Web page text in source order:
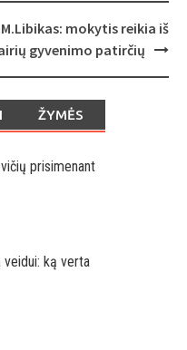
M.Libikas: mokytis reikia iš
gyvenimo patirčių
ŽYMĖS
prisimenant
ką verta